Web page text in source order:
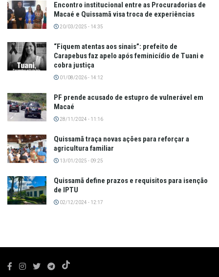
Encontro institucional entre as Procuradorias de
Macaé e Quissamã visa troca de experiências
20/03/2025 - 14:35
“Fiquem atentas aos sinais”: prefeito de
Carapebus faz apelo após feminicídio de Tuani e
cobra justiça
01/08/2026 - 14:12
PF prende acusado de estupro de vulnerável em
Macaé
28/11/2024 - 11:16
Quissamã traça novas ações para reforçar a
agricultura familiar
13/01/2025 - 09:25
Quissamã define prazos e requisitos para isenção
de IPTU
02/12/2024 - 12:17